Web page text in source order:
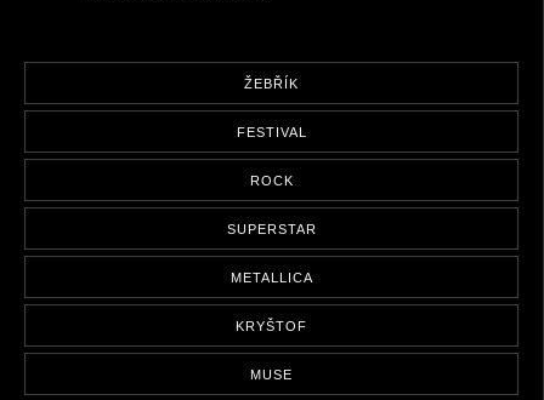
ŽEBŘÍK
FESTIVAL
ROCK
SUPERSTAR
METALLICA
KRYŠTOF
MUSE